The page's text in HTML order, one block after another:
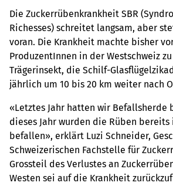
Die Zuckerrübenkrankheit SBR
Richesses) schreitet langsam, aber
voran. Die Krankheit machte bisher
ProduzentInnen in der Westschweiz
Trägerinsekt, die Schilf-
jährlich um 10 bis 20 km weiter nach
«Letztes Jahr hatten wir Befallsherde
dieses Jahr wurden die Rüben
befallen», erklärt Luzi Schneider,
Schweizerischen Fachstelle für
Grossteil des Verlustes an
Westen sei auf die Krankheit